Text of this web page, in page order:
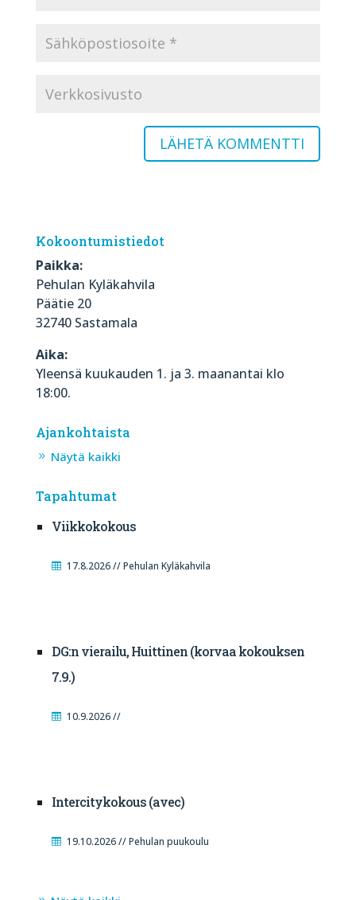
Kokoontumistiedot
Paikka:
Pehulan Kyläkahvila
Päätie 20
32740 Sastamala
Aika:
Yleensä kuukauden 1. ja 3. maanantai klo
18:00.
Ajankohtaista
Näytä kaikki
Tapahtumat
Viikkokokous
17.8.2026 // Pehulan Kyläkahvila
DG:n vierailu, Huittinen (korvaa kokouksen
7.9.)
10.9.2026 //
Intercitykokous (avec)
19.10.2026 // Pehulan puukoulu